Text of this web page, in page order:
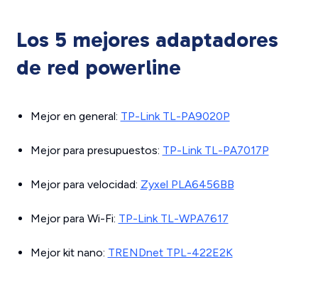
Los 5 mejores adaptadores
de red powerline
Mejor en general: TP-Link TL-PA9020P
Mejor para presupuestos: TP-Link TL-PA7017P
Mejor para velocidad: Zyxel PLA6456BB
Mejor para Wi-Fi: TP-Link TL-WPA7617
Mejor kit nano: TRENDnet TPL-422E2K